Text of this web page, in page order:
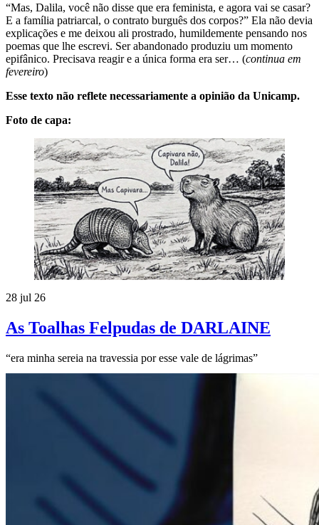
“Mas, Dalila, você não disse que era feminista, e agora vai se casar?
E a família patriarcal, o contrato burguês dos corpos?” Ela não devia
explicações e me deixou ali prostrado, humildemente pensando nos
poemas que lhe escrevi. Ser abandonado produziu um momento
epifânico. Precisava reagir e a única forma era ser… (continua em
fevereiro)
Esse texto não reflete necessariamente a opinião da Unicamp.
Foto de capa:
28 jul 26
As Toalhas Felpudas de DARLAINE
“era minha sereia na travessia por esse vale de lágrimas”